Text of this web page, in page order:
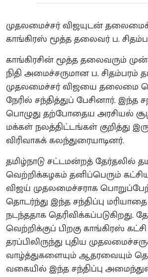
முதலமைச்சர் விஜயுடன்
காங்கிரஸ் மூத்த தலைவர் ப.
காங்கிரசின் மூத்த தலைவரும்
நிதி அமைச்சருமான ப. சிதம்பரம்
முதலமைச்சர் விஜயை தலைமை
நேரில் சந்தித்துப் பேசினார். இந்த
பொழுது தற்போதைய அரசியல்
மக்கள் நலத்திட்டங்கள் குறித்து
விரிவாகக் கலந்துரையாடினர்.
தமிழ்நாடு சட்டமன்றத் தேர்தலில்
வெற்றிக்கழகம் தனிப்பெரும்
விஜய் முதலமைச்சராக
தொடர்ந்து இந்த சந்திப்பு மரியாதை
நடந்ததாக தெரிவிக்கப்படுகிறது.
வெற்றிக்குப் பிறகு காங்கிரஸ்
தரப்பிலிருந்து புதிய
வாழ்த்துகளையும் ஆதரவையும்
வகையில் இந்த சந்திப்பு